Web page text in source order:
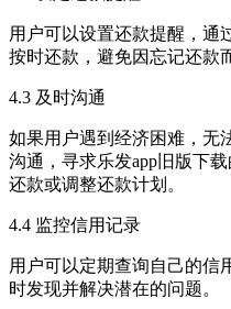
用户可以设置还款提醒，通
按时还款，避免因忘记还款
4.3 及时沟通
如果用户遇到经济困难，无
沟通，寻求乐发app旧版下
还款或调整还款计划。
4.4 监控信用记录
用户可以定期查询自己的信
时发现并解决潜在的问题。